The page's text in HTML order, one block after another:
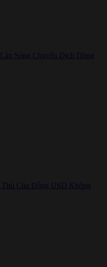
Sóng Chuyển Dịch Dòng
Của Đồng USD Không